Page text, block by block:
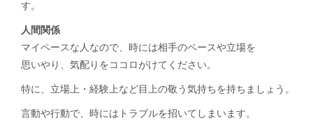
す。
人間関係
マイペースな人なので、時には相手のペースや立場を
思いやり、気配りをココロがけてください。
特に、立場上・経験上など目上の敬う気持ちを持ちましょう。
言動や行動で、時にはトラブルを招いてしまいます。